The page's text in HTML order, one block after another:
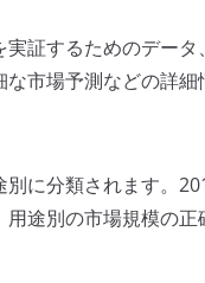
証するためのデー
市場予測などの詳細
に分類されます。
途別の市場規模の正